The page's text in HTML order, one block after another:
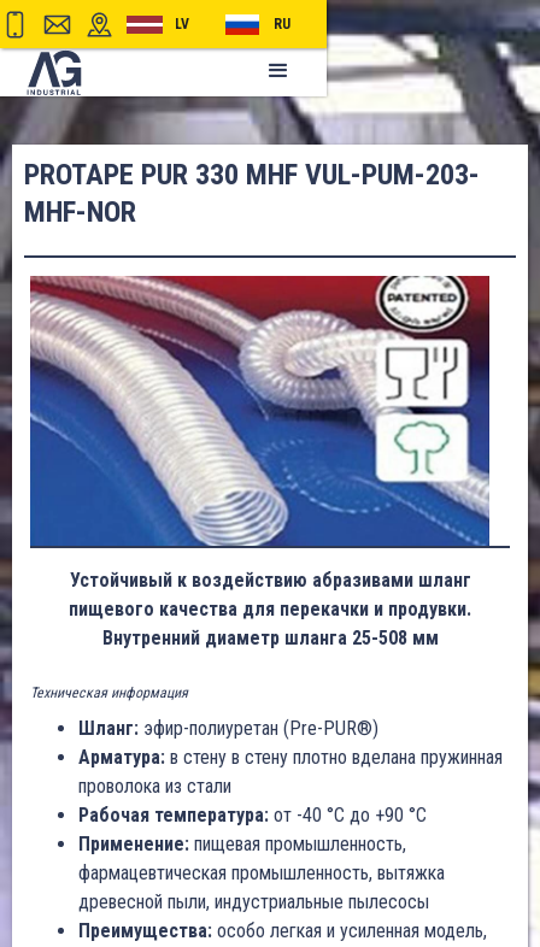
LV RU
PROTAPE PUR 330 MHF VUL-PUM-203-
MHF-NOR
Устойчивый к воздействию абразивами шланг
пищевого качества для перекачки и продувки.
Внутренний диаметр шланга 25-508 мм
Техническая информация
Шланг: эфир-полиуретан (Pre-PUR®)
Арматура: в стену в стену плотно вделана пружинная
проволока из стали
Рабочая температура: от -40 °C до +90 °C
Применение: пищевая промышленность,
фармацевтическая промышленность, вытяжка
древесной пыли, индустриальные пылесосы
Преимущества: особо легкая и усиленная модель,